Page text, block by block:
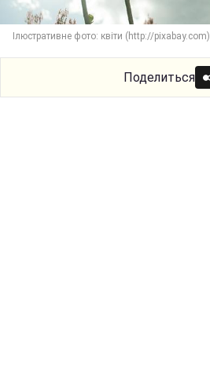
Ілюстративне фото: квіти (http://pixabay.com)
Поделиться